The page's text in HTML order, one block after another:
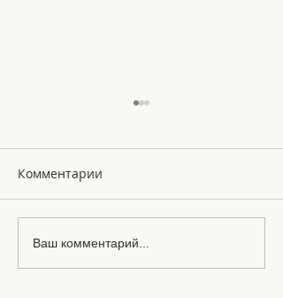
Le Noel
Комментарии
Ваш комментарий...